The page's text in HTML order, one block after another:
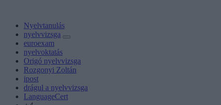
Nyelvtanulás
nyelvvizsga
euroexam
nyelvoktatás
Origó nyelvvizsga
Rozgonyi Zoltán
ipost
drágul a nyelvvizsga
LanguageCert